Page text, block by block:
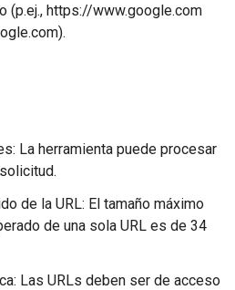
(p.ej., https://www.google.com
La herramienta puede procesar
de la URL: El tamaño máximo
de una sola URL es de 34
Las URLs deben ser de acceso